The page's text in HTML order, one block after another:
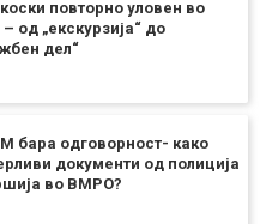
повторно уловен во
– од „екскурзија“ до
дел“
бара одговорност- како
документи од полиција
во ВМРО?